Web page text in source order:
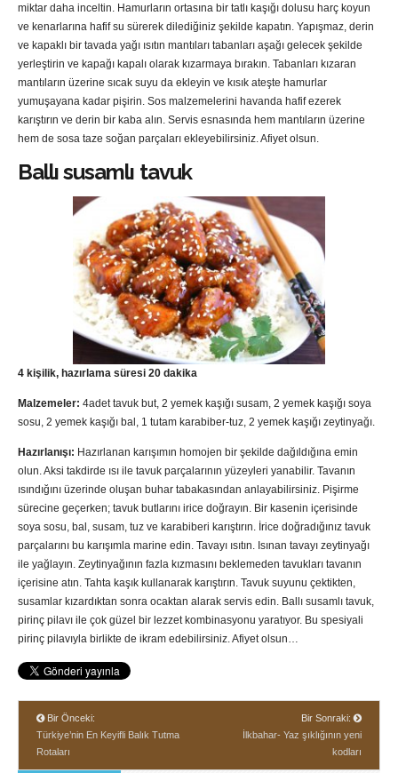
miktar daha inceltin. Hamurların ortasına bir tatlı kaşığı dolusu harç koyun
ve kenarlarına hafif su sürerek dilediğiniz şekilde kapatın. Yapışmaz, derin
ve kapaklı bir tavada yağı ısıtın mantıları tabanları aşağı gelecek şekilde
yerleştirin ve kapağı kapalı olarak kızarmaya bırakın. Tabanları kızaran
mantıların üzerine sıcak suyu da ekleyin ve kısık ateşte hamurlar
yumuşayana kadar pişirin. Sos malzemelerini havanda hafif ezerek
karıştırın ve derin bir kaba alın. Servis esnasında hem mantıların üzerine
hem de sosa taze soğan parçaları ekleyebilirsiniz. Afiyet olsun.
Ballı susamlı tavuk
4 kişilik, hazırlama süresi 20 dakika
Malzemeler: 4adet tavuk but, 2 yemek kaşığı susam, 2 yemek kaşığı soya
sosu, 2 yemek kaşığı bal, 1 tutam karabiber-tuz, 2 yemek kaşığı zeytinyağı.
Hazırlanışı: Hazırlanan karışımın homojen bir şekilde dağıldığına emin
olun. Aksi takdirde ısı ile tavuk parçalarının yüzeyleri yanabilir. Tavanın
ısındığını üzerinde oluşan buhar tabakasından anlayabilirsiniz. Pişirme
sürecine geçerken; tavuk butlarını irice doğrayın. Bir kasenin içerisinde
soya sosu, bal, susam, tuz ve karabiberi karıştırın. İrice doğradığınız tavuk
parçalarını bu karışımla marine edin. Tavayı ısıtın. Isınan tavayı zeytinyağı
ile yağlayın. Zeytinyağının fazla kızmasını beklemeden tavukları tavanın
içerisine atın. Tahta kaşık kullanarak karıştırın. Tavuk suyunu çektikten,
susamlar kızardıktan sonra ocaktan alarak servis edin. Ballı susamlı tavuk,
pirinç pilavı ile çok güzel bir lezzet kombinasyonu yaratıyor. Bu spesiyali
pirinç pilavıyla birlikte de ikram edebilirsiniz. Afiyet olsun…
Bir Önceki:
Türkiye’nin En Keyifli Balık Tutma
Rotaları
Bir Sonraki:
İlkbahar- Yaz şıklığının yeni
kodları